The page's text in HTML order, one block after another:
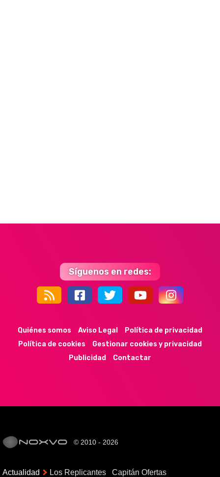
Síguenos en redes:
44k 9k 35k 352
Quiénes somos Aviso Legal
Política de privacidad
Política de cookies
Gestionar cookies y privacidad
Publicidad
Contactar
© 2010 - 2026
Actualidad Los Replicantes Capitán Ofertas